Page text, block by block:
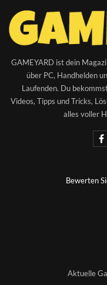
GAMEYARD ist dein
über PC, Handhelden
Laufenden. Du
Videos, Tipps und Tricks,
alles voller
Bewerten
Aktuelle